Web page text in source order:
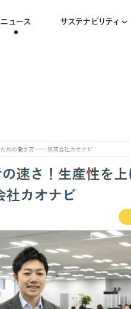
ニュース サステナビリティ